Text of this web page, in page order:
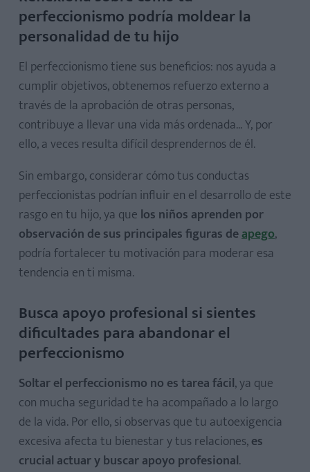
perfeccionismo podría moldear la
personalidad de tu hijo
El perfeccionismo tiene sus beneficios: nos ayuda a
cumplir objetivos, obtenemos refuerzo externo a
través de la aprobación de otras personas,
contribuye a llevar una vida más ordenada... Y, por
ello, a veces resulta difícil desprendernos de él.
Sin embargo, considerar cómo tus conductas
perfeccionistas podrían influir en el desarrollo de este
rasgo en tu hijo, ya que los niños aprenden por
observación de sus principales figuras deapego,
podría fortalecer tu motivación para moderar esa
tendencia en ti misma.
Busca apoyo profesional si sientes
dificultades para abandonar el
perfeccionismo
Soltar el perfeccionismo no es tarea fácil, ya que
con mucha seguridad te ha acompañado a lo largo
de la vida. Por ello, si observas que tu autoexigencia
excesiva afecta tu bienestar y tus relaciones,es
crucial actuar y buscar apoyo profesional.